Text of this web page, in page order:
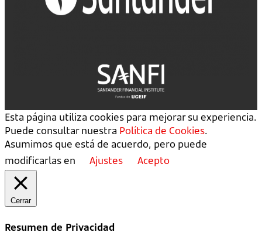
Esta página utiliza cookies para mejorar su experiencia.
Puede consultar nuestra Política de Cookies.
Asumimos que está de acuerdo, pero puede
modificarlas en
Ajustes Acepto
Cerrar
Resumen de Privacidad